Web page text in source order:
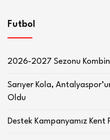
Futbol
2026-2027 Sezonu
Sarıyer Kola,
Oldu
Destek Kampanyamız